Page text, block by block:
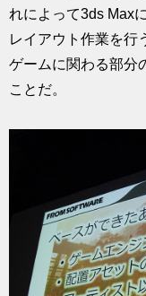
れによって3ds Max
レイアウト作業を行
ゲームに関わる部分
ことだ。